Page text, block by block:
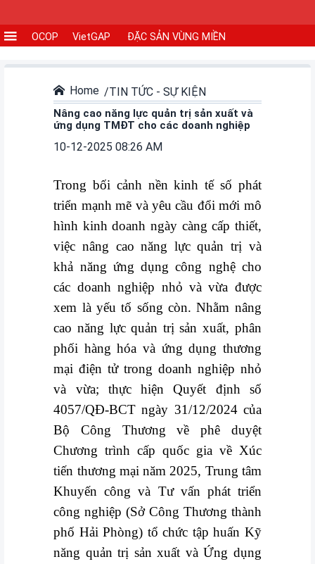
SỞ
khuyến
OCOP VietGAP ĐẶC SẢN VÙNG MIỀN
Home TIN TỨC - SỰ KIỆN
Nâng cao năng lực quản trị sản xuất và
ứng dụng TMĐT cho các doanh nghiệp
10-12-2025 08:26 AM
Trong bối cảnh nền kinh tế số phát
triển mạnh mẽ và yêu cầu đổi mới mô
hình kinh doanh ngày càng cấp thiết,
việc nâng cao năng lực quản trị và
khả năng ứng dụng công nghệ cho
các doanh nghiệp nhỏ và vừa được
xem là yếu tố sống còn. Nhằm nâng
cao năng lực quản trị sản xuất, phân
phối hàng hóa và ứng dụng thương
mại điện tử trong doanh nghiệp nhỏ
và vừa; thực hiện Quyết định số
4057/QĐ-BCT ngày 31/12/2024 của
Bộ Công Thương về phê duyệt
Chương trình cấp quốc gia về Xúc
tiến thương mại năm 2025, Trung tâm
Khuyến công và Tư vấn phát triển
công nghiệp (Sở Công Thương thành
phố Hải Phòng) tổ chức tập huấn Kỹ
năng quản trị sản xuất và Ứng dụng